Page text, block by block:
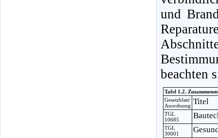
und
beachten
Tafel 1.2.
Gesetzblatt/
Anordnung Titel
TGL
10685
TGL
30001